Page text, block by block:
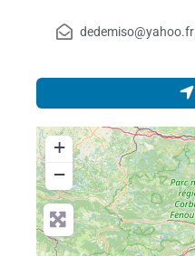
dedemiso@yahoo.fr
+
−